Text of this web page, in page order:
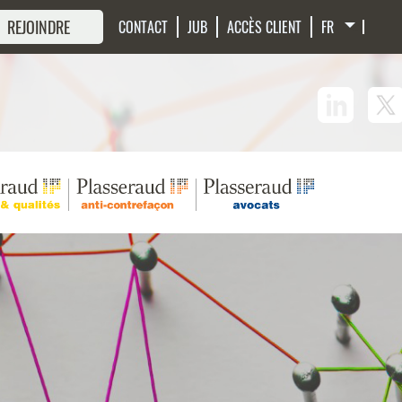
CONTACT JUB ACCÈS CLIENT